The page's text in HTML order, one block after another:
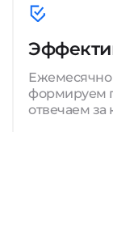
Ежемесячно
формируем
отвечаем за